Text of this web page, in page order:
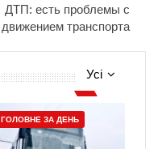
ДТП: есть проблемы с
движением транспорта
Усі
ГОЛОВНЕ ЗА ДЕНЬ